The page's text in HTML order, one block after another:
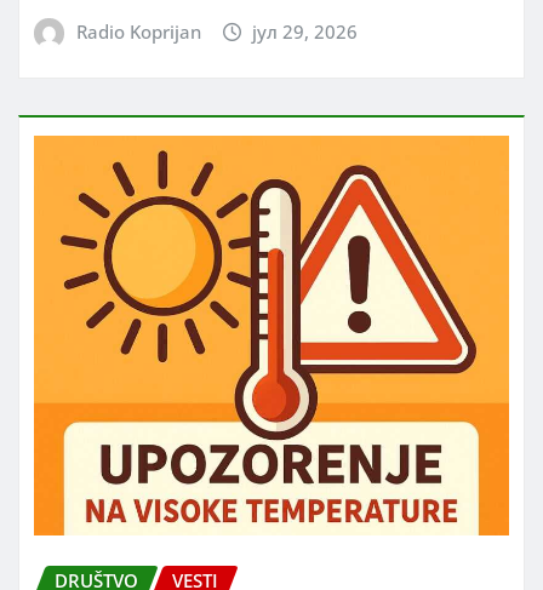
Radio Koprijan јул 29, 2026
DRUŠTVO VESTI